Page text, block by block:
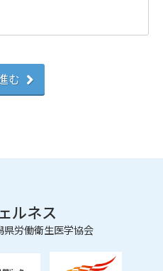
む
ルネス
労働衛生医学協会